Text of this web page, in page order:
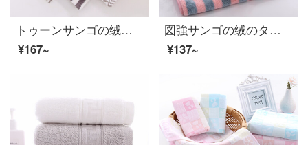
トゥーンサンゴの绒のタオル3枚の挂け式大人の子供の台所の洗面所の柔软な吸水のかわいいタオルの水の波纹の灰+カラーの灰色+パイナップルの灰色の30*30 cm
¥167~
図強サンゴの绒のタオルの2つは超細い繊維の韓国の绒を詰めてタオルの美容の顔を吸い込みます。
¥137~